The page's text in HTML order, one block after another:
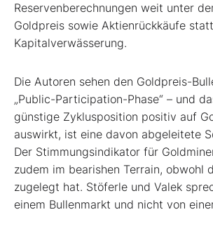
Reservenberechnungen weit unter
Goldpreis sowie Aktienrückkäufe statt
Kapitalverwässerung.
Die Autoren sehen den Goldpreis-
„Public-Participation-Phase“ – und
günstige Zyklusposition positiv auf
auswirkt, ist eine davon abgeleitete
Der Stimmungsindikator für
zudem im bearishen Terrain, obwohl
zugelegt hat. Stöferle und Valek
einem Bullenmarkt und nicht von